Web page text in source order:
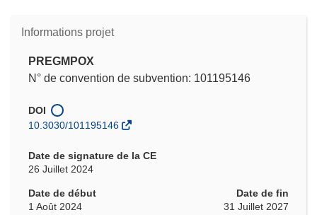
Informations projet
PREGMPOX
N° de convention de subvention: 101195146
DOI
10.3030/101195146
Date de signature de la CE
26 Juillet 2024
Date de début
1 Août 2024
Date de fin
31 Juillet 2027